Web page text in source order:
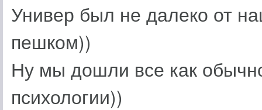
Универ был не далеко от
пешком))
Ну мы дошли все как
психологии))